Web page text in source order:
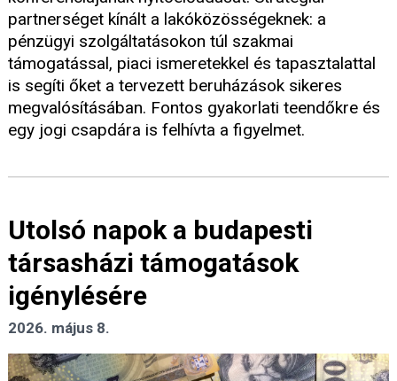
partnerséget kínált a lakóközösségeknek: a
pénzügyi szolgáltatásokon túl szakmai
támogatással, piaci ismeretekkel és tapasztalattal
is segíti őket a tervezett beruházások sikeres
megvalósításában. Fontos gyakorlati teendőkre és
egy jogi csapdára is felhívta a figyelmet.
Utolsó napok a budapesti
társasházi támogatások
igénylésére
2026. május 8.